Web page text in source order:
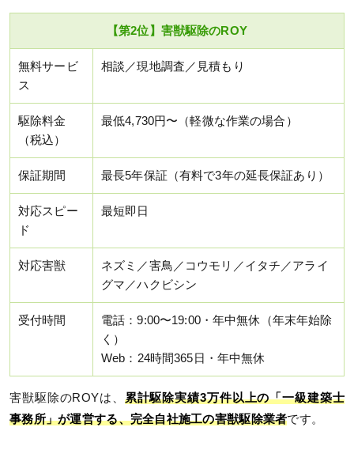
【第2位】害獣駆除のROY
無料サービ
ス
相談／現地調査／見積もり
駆除料金
（税込）
最低4,730円〜（軽微な作業の場合）
保証期間 最長5年保証（有料で3年の延長保証あり）
対応スピー
ド
最短即日
対応害獣
ネズミ／害鳥／コウモリ／イタチ／アライ
グマ／ハクビシン
受付時間
電話：9:00〜19:00・年中無休（年末年始除
く）
Web：24時間365日・年中無休
害獣駆除のROYは、 累計駆除実績3万件以上の「一級建築士
事務所」が運営する、完全自社施工の害獣駆除業者です。